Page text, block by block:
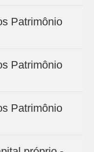
Patrimônio
Patrimônio
Patrimônio